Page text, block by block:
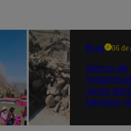
Perú 06 de
Sismo de
Junín
heridos,
propició